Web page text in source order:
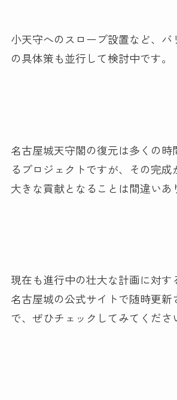
小天守へのスロープ設置など、バ
の具体策も並行して検討中です。
名古屋城天守閣の復元は多くの時
るプロジェクトですが、その完成
大きな貢献となることは間違いあ
現在も進行中の壮大な計画に対す
名古屋城の公式サイトで随時更新
で、ぜひチェックしてみてくださ